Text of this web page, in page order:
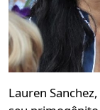
Lauren